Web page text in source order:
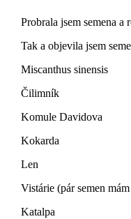
Probrala jsem semena
Tak a objevila jsem
Miscanthus sinensis
Čilimník
Komule Davidova
Kokarda
Len
Vistárie (pár semen
Katalpa